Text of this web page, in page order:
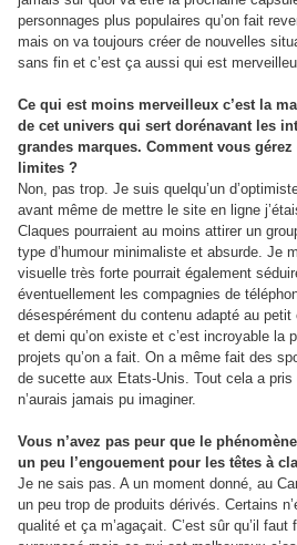
personnages plus populaires qu’on fait
mais on va toujours créer de nouvelles
sans fin et c’est ça aussi qui est
Ce qui est moins merveilleux c’est la
de cet univers qui sert dorénavant les
grandes marques. Comment vous
limites ?
Non, pas trop. Je suis quelqu’un
avant même de mettre le site en ligne
Claques pourraient au moins attirer un
type d’humour minimaliste et absurde. Je
visuelle très forte pourrait également
éventuellement les compagnies de
désespérément du contenu adapté au
et demi qu’on existe et c’est incroyable la
projets qu’on a fait. On a même fait des
de sucette aux Etats-Unis. Tout cela a pris
n’aurais jamais pu imaginer.
Vous n’avez pas peur que le
un peu l’engouement pour les têtes à
Je ne sais pas. A un moment donné, au
un peu trop de produits dérivés. Certains
qualité et ça m’agaçait. C’est sûr qu’il